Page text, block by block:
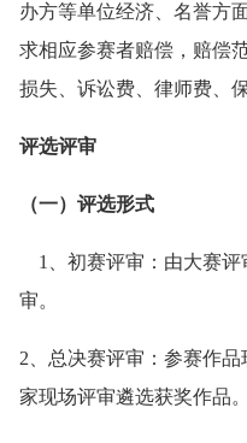
办方等单位经济、名誉方
求相应参赛者赔偿，赔偿
损失、诉讼费、律师费、
评选评审
（一）评选形式
1、初赛评审：由大赛评
审。
2、总决赛评审：参赛作
家现场评审遴选获奖作品。